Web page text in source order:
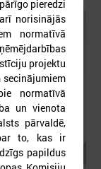
pieredzi
norisinājās
normatīvā
projektu
secinājumiem
normatīvā
un vienota
pārvaldē,
to, kas ir
papildus